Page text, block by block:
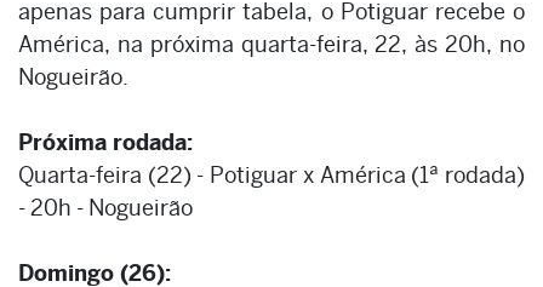
apenas para cumprir tabela, o Potiguar recebe o
América, na próxima quarta-feira, 22, às 20h, no
Nogueirão.
Próxima rodada:
Quarta-feira (22) - Potiguar x América (1ª rodada)
- 20h - Nogueirão
Domingo (26):